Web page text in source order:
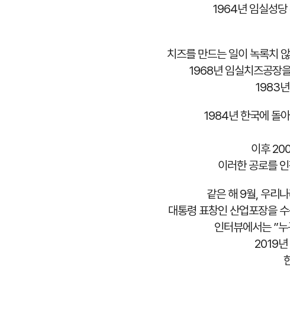
1964년 임실성당
치즈를 만드는 일이 녹록치
1968년 임실치즈공장
1983년
1984년 한국에 돌
이후
이러한 공로를
같은 해 9월, 우리
대통령 표창인 산업포장을
인터뷰에서는 ”
2019년